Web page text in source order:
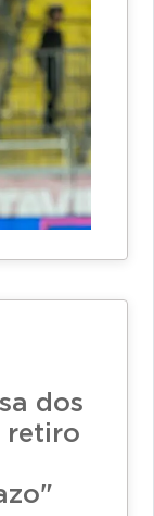
dos
retiro